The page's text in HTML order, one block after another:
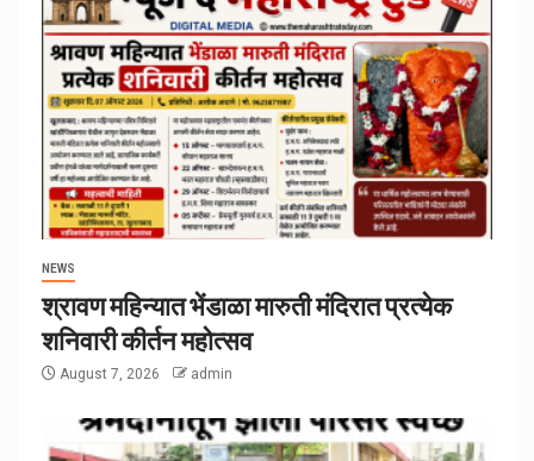
NEWS
श्रावण महिन्यात भेंडाळा मारुती मंदिरात प्रत्येक
शनिवारी कीर्तन महोत्सव
August 7, 2026 admin